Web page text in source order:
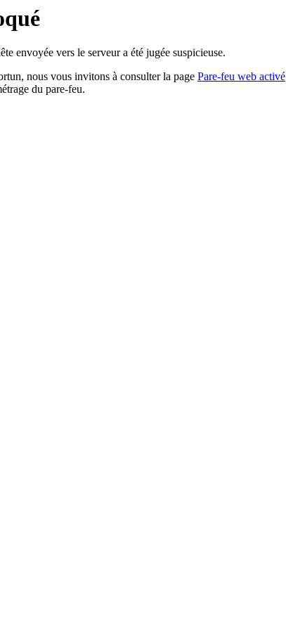
envoyée vers le serveur a été jugée suspicieuse.
nous vous invitons à consulter la page Pare-feu web activé
du pare-feu.